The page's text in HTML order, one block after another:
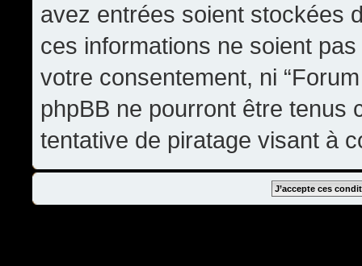
avez entrées soient stockées
ces informations ne soient
votre consentement, ni
phpBB ne pourront être tenus
tentative de piratage visant à